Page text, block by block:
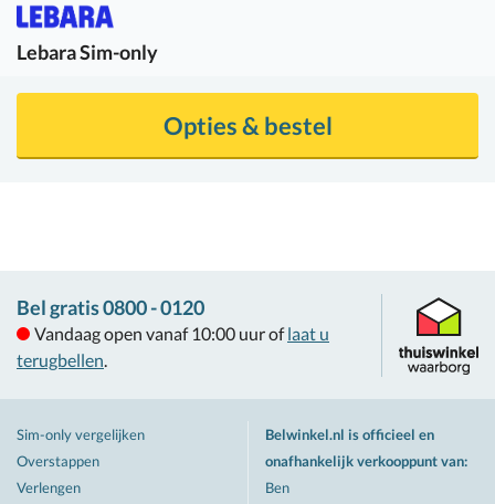
LebaraSim-only
Opties & bestel
Bel gratis 0800 - 0120
Vandaag open vanaf 10:00 uur of laat u
terugbellen.
Sim-only vergelijken
Overstappen
Verlengen
Belwinkel.nl is officieel en
onafhankelijk verkooppunt van:
Ben